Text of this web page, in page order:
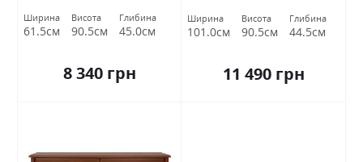
Ширина
61.5см
Висота
90.5см
Глибина
45.0см
8 340 грн
Ширина
101.0см
Висота
90.5см
Глибина
44.5см
11 490 грн